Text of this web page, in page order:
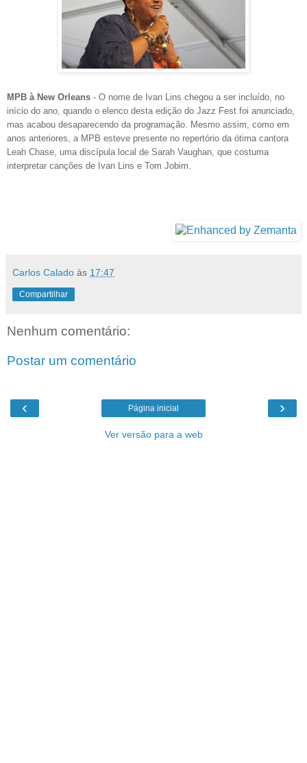
MPB à New Orleans - O nome de Ivan Lins chegou a ser incluído, no
início do ano, quando o elenco desta edição do Jazz Fest foi anunciado,
mas acabou desaparecendo da programação. Mesmo assim, como em
anos anteriores, a MPB esteve presente no repertório da ótima cantora
Leah Chase, uma discípula local de Sarah Vaughan, que costuma
interpretar canções de Ivan Lins e Tom Jobim.
Carlos Calado às 17:47
Compartilhar
Nenhum comentário:
Postar um comentário
‹ ›
Página inicial
Ver versão para a web